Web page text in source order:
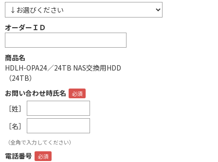
オーダーＩＤ
商品名
HDLH-OPA24／24TB NAS交換用HDD
（24TB）
お問い合わせ時氏名
［姓］
［名］
（全角で入力してください）
電話番号